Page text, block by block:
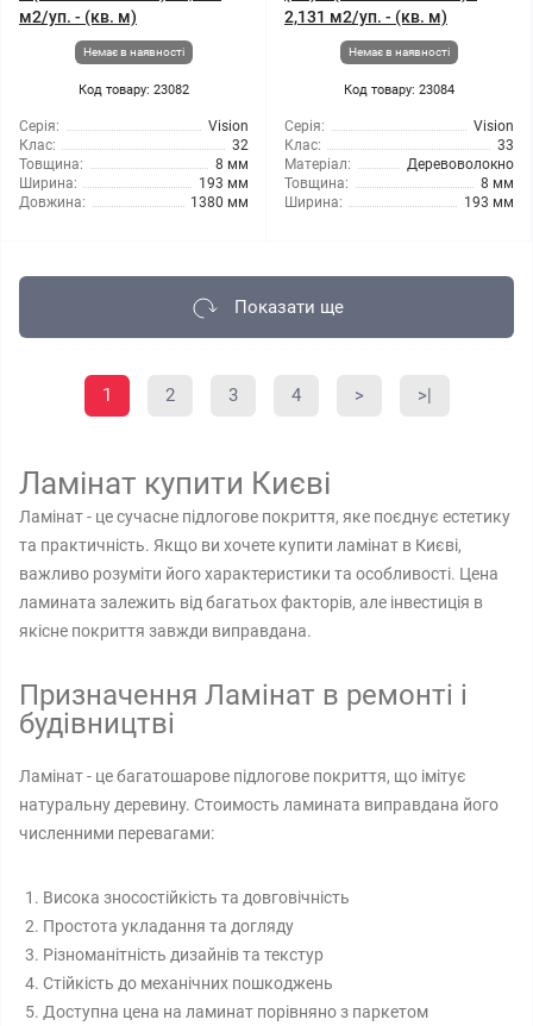
м2/уп. - (кв. м)
Немає в наявності
Код товару: 23082
Серія:
Vision
Клас:
32
Товщина:
8 мм
Ширина:
193 мм
Довжина:
1380 мм
2,131 м2/уп. - (кв. м)
Немає в наявності
Код товару: 23084
Серія:
Vision
Клас:
33
Матеріал:
Деревоволокно
Товщина:
8 мм
Ширина:
193 мм
Показати ще
1 2 3 4 > >|
Ламінат купити Києві
Ламінат - це сучасне підлогове покриття, яке поєднує естетику
та практичність. Якщо ви хочете купити ламінат в Києві,
важливо розуміти його характеристики та особливості. Цена
ламината залежить від багатьох факторів, але інвестиція в
якісне покриття завжди виправдана.
Призначення Ламінат в ремонті і
будівництві
Ламінат - це багатошарове підлогове покриття, що імітує
натуральну деревину. Стоимость ламината виправдана його
численними перевагами:
Висока зносостійкість та довговічність
Простота укладання та догляду
Різноманітність дизайнів та текстур
Стійкість до механічних пошкоджень
Доступна цена на ламинат порівняно з паркетом